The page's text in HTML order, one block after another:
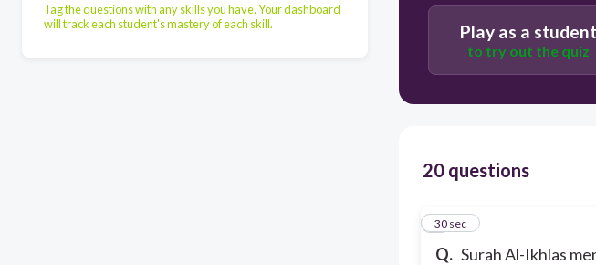
Tag the questions with any skills you have. Your dashboard
will track each student's mastery of each skill.
Play as a student
to try out the quiz
20 questions
Q. Surah Al-Ikhlas
1
30 sec